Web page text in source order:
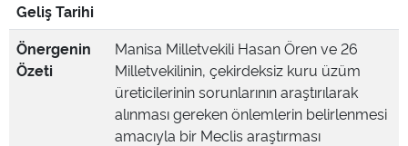
Geliş Tarihi
Önergenin
Özeti
Manisa Milletvekili Hasan Ören ve 26
Milletvekilinin, çekirdeksiz kuru üzüm
üreticilerinin sorunlarının araştırılarak
alınması gereken önlemlerin belirlenmesi
amacıyla bir Meclis araştırması